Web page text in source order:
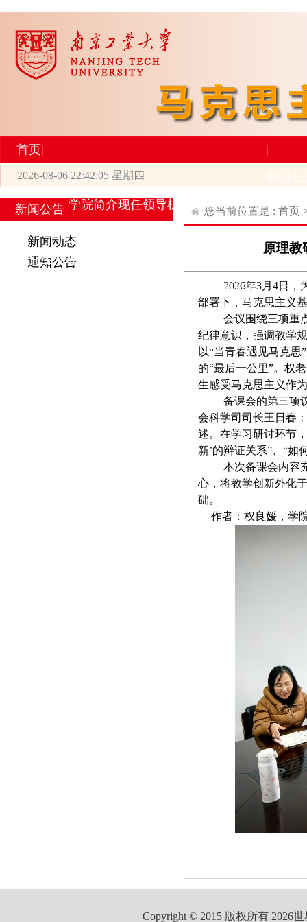
首页|
2026世界杯官网
学院简介现任领导机构设置师资力量
|
研究生培养
学生活动 招生与就业
科
工会活动
2026-08-06 22:42:05 星期四
新闻公告
新闻动态
通知公告
您当前位置是 : 首页
原理教
2026年3月4日
部署下，马克思主义
会议围绕三项重
纪律意识，强调教学
以“当青春遇见马克
的“最后一公里”。权
生感受马克思主义作
备课会的第三项
会科学司司长王日春
述。在学习研讨环节
新’的辩证关系”、“
本次备课会内容
心，将教学创新外化
础。
作者：权良媛，学
Copyright © 2015 版权所有 2026